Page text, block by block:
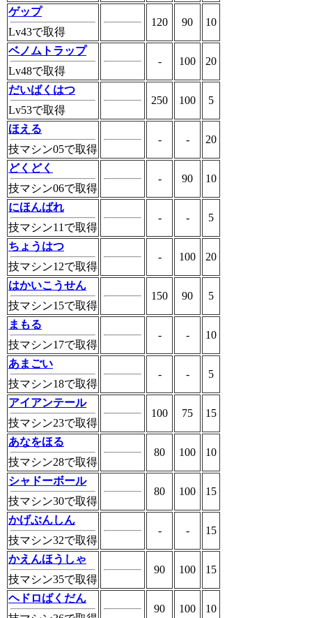
ゲップ
Lv43で取得
120 90 10
ベノムトラップ
Lv48で取得
- 100 20
だいばくはつ
Lv53で取得
250 100 5
ほえる
技マシン05で取得
- - 20
どくどく
技マシン06で取得
- 90 10
にほんばれ
技マシン11で取得
- - 5
ちょうはつ
技マシン12で取得
- 100 20
はかいこうせん
技マシン15で取得
150 90 5
まもる
技マシン17で取得
- - 10
あまごい
技マシン18で取得
- - 5
アイアンテール
技マシン23で取得
100 75 15
あなをほる
技マシン28で取得
80 100 10
シャドーボール
技マシン30で取得
80 100 15
かげぶんしん
技マシン32で取得
- - 15
かえんほうしゃ
技マシン35で取得
90 100 15
ヘドロばくだん
90 100 10